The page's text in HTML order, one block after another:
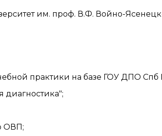
им. проф. В.Ф. Войно-
практики на базе ГОУ ДПО
диагностика";
ОВП;